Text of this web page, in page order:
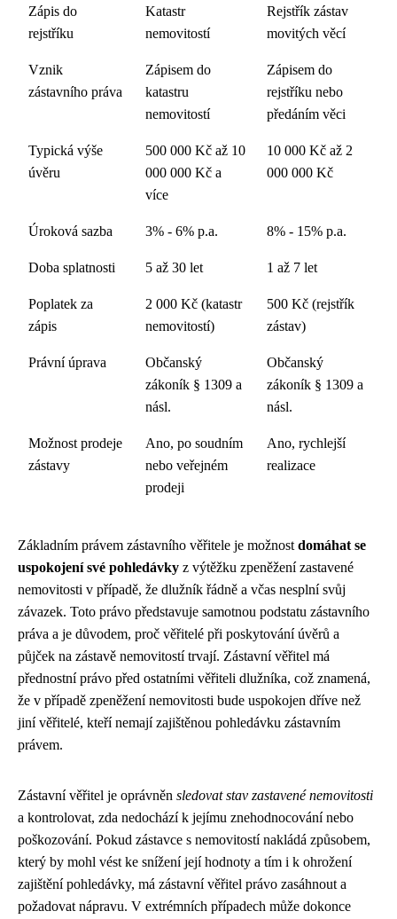
Zápis do
rejstříku
Katastr
nemovitostí
Rejstřík zástav
movitých věcí
Vznik
zástavního práva
Zápisem do
katastru
nemovitostí
Zápisem do
rejstříku nebo
předáním věci
Typická výše
úvěru
500 000 Kč až 10
000 000 Kč a
více
10 000 Kč až 2
000 000 Kč
Úroková sazba 3% - 6% p.a. 8% - 15% p.a.
Doba splatnosti 5 až 30 let 1 až 7 let
Poplatek za
zápis
2 000 Kč (katastr
nemovitostí)
500 Kč (rejstřík
zástav)
Právní úprava
Občanský
zákoník § 1309 a
násl.
Občanský
zákoník § 1309 a
násl.
Možnost prodeje
zástavy
Ano, po soudním
nebo veřejném
prodeji
Ano, rychlejší
realizace
Základním právem zástavního věřitele je možnost domáhat se
uspokojení své pohledávky z výtěžku zpeněžení zastavené
nemovitosti v případě, že dlužník řádně a včas nesplní svůj
závazek. Toto právo představuje samotnou podstatu zástavního
práva a je důvodem, proč věřitelé při poskytování úvěrů a
půjček na zástavě nemovitostí trvají. Zástavní věřitel má
přednostní právo před ostatními věřiteli dlužníka, což znamená,
že v případě zpeněžení nemovitosti bude uspokojen dříve než
jiní věřitelé, kteří nemají zajištěnou pohledávku zástavním
právem.
Zástavní věřitel je oprávněn sledovat stav zastavené nemovitosti
a kontrolovat, zda nedochází k jejímu znehodnocování nebo
poškozování. Pokud zástavce s nemovitostí nakládá způsobem,
který by mohl vést ke snížení její hodnoty a tím i k ohrožení
zajištění pohledávky, má zástavní věřitel právo zasáhnout a
požadovat nápravu. V extrémních případech může dokonce